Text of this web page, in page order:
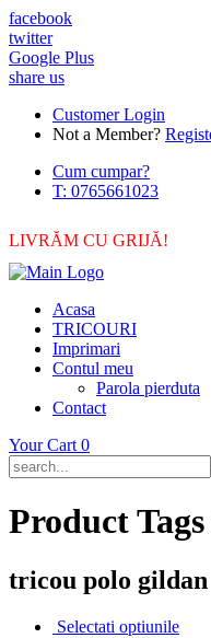
facebook
twitter
Google Plus
share us
Customer Login
Not a Member?
Cum cumpar?
T: 0765661023
LIVRĂM CU GRIJĂ!
Acasa
TRICOURI
Imprimari
Contul meu
Parola pierduta
Contact
Your Cart 0
Product
tricou polo gildan
Selectati optiunile